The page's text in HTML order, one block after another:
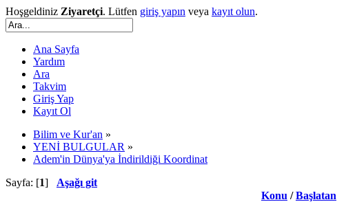
Hoşgeldiniz Ziyaretçi. Lütfen giriş yapın veya kayıt olun.
Ana Sayfa
Yardım
Ara
Takvim
Giriş Yap
Kayıt Ol
Bilim ve Kur'an »
YENİ BULGULAR »
Adem'in Dünya'ya İndirildiği Koordinat
Sayfa: [1] Aşağı git
Konu /Başlatan